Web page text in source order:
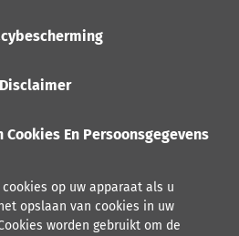
Disclaimer
Cookies En Persoonsgegevens
op uw apparaat als u
opslaan van cookies in uw
worden gebruikt om de